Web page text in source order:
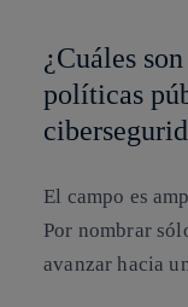
¿Cuáles
políticas
El campo es
Por nombrar
avanzar hacia